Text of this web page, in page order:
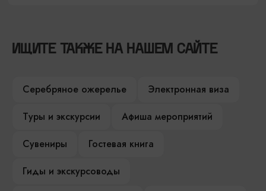
ИЩИТЕ ТАКЖЕ НА НАШЕМ САЙТЕ
Серебряное ожерелье
Электронная виза
Туры и экскурсии
Афиша мероприятий
Сувениры
Гостевая книга
Гиды и экскурсоводы